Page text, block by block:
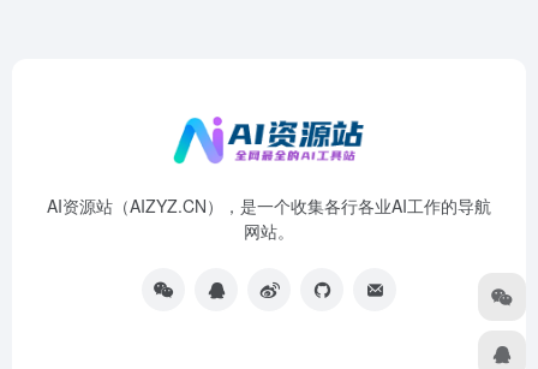
AI资源站（AIZYZ.CN），是一个收集各行各业AI工作的导航
网站。